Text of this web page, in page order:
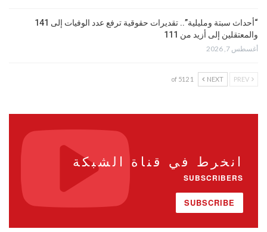
“أحداث سبتة ومليلية”.. تقديرات حقوقية ترفع عدد الوفيات إلى 141
والمعتقلين إلى أزيد من 111
أغسطس 7, 2026
NEXT
1 of 512
انخرط في قناة الشبكة
SUBSCRIBERS
SUBSCRIBE